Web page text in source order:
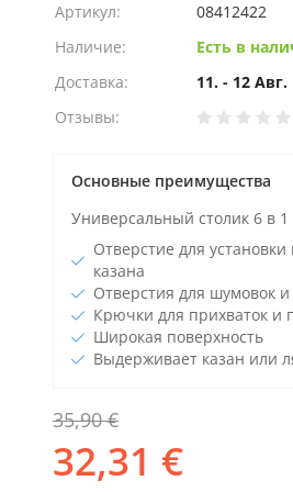
Артикул:
08412422
Наличие:
Есть в
Доставка:
11. - 12 Авг.
Отзывы:
Основные преимущества
Универсальный столик 6 в 1
Отверстие для
казана
Отверстия для шумовок
Крючки для прихваток и
Широкая поверхность
Выдерживает казан или
35,90 €
32,31 €